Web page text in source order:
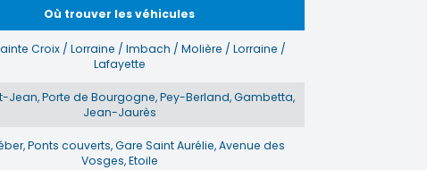
Où trouver les véhicules
Croix / Lorraine / Imbach / Molière / Lorraine /
Lafayette
Jean, Porte de Bourgogne, Pey-Berland, Gambetta,
Jean-Jaurès
Ponts couverts, Gare Saint Aurélie, Avenue des
Vosges, Etoile